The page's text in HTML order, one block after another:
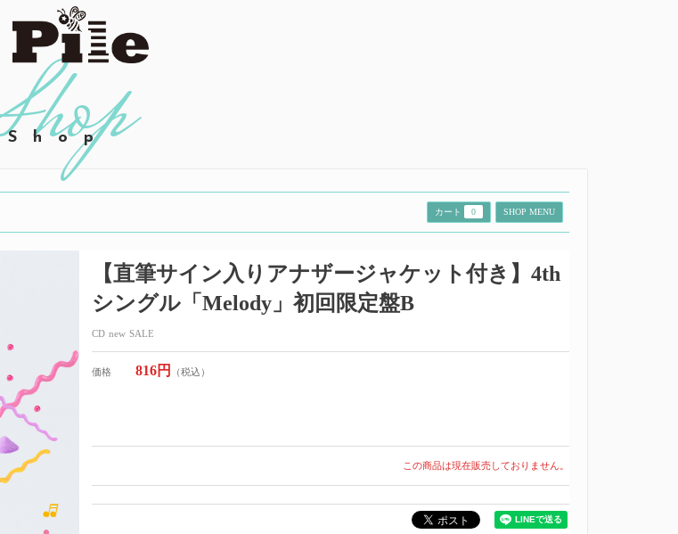
SHOP MENU
カート 0
【直筆サイン入りアナザージャケット付き】4th
シングル「Melody」初回限定盤B
CD new SALE
価格 816円 （税込）
この商品は現在販売しておりません。